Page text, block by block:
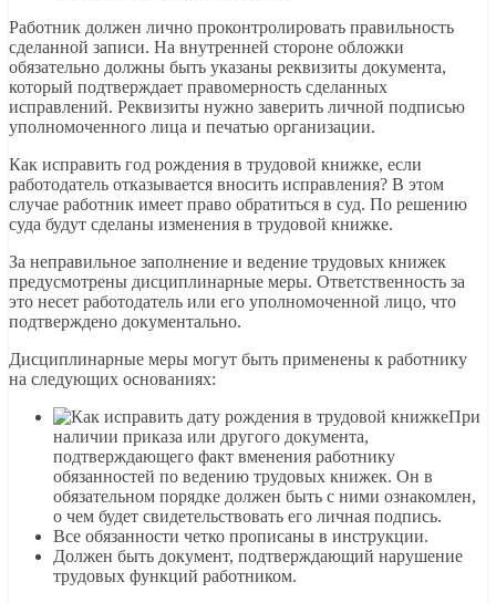
Работник должен лично проконтролировать правильность
сделанной записи. На внутренней стороне обложки
обязательно должны быть указаны реквизиты документа,
который подтверждает правомерность сделанных
исправлений. Реквизиты нужно заверить личной подписью
уполномоченного лица и печатью организации.
Как исправить год рождения в трудовой книжке, если
работодатель отказывается вносить исправления? В этом
случае работник имеет право обратиться в суд. По решению
суда будут сделаны изменения в трудовой книжке.
За неправильное заполнение и ведение трудовых книжек
предусмотрены дисциплинарные меры. Ответственность за
это несет работодатель или его уполномоченной лицо, что
подтверждено документально.
Дисциплинарные меры могут быть применены к работнику
на следующих основаниях:
При
наличии приказа или другого документа,
подтверждающего факт вменения работнику
обязанностей по ведению трудовых книжек. Он в
обязательном порядке должен быть с ними ознакомлен,
о чем будет свидетельствовать его личная подпись.
Все обязанности четко прописаны в инструкции.
Должен быть документ, подтверждающий нарушение
трудовых функций работником.